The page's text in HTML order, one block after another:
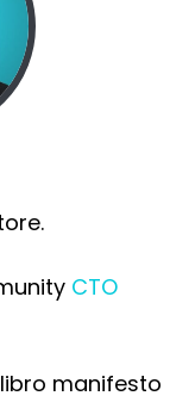
CTO
manifesto